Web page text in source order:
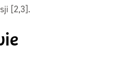
[2,3].